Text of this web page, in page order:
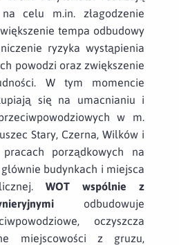
celu m.in. złagodzenie
tempa odbudowy
ryzyka wystąpienia
powodzi oraz zwiększenie
W tym momencie
się na umacnianiu i
w m.
Stary, Czerna, Wilków i
porządkowych na
budynkach i miejsca
WOT wspólnie z
odbudowuje
oczyszcza
miejscowości z gruzu,